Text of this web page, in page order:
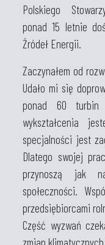
Polskiego
ponad 15 letnie
Źródeł Energii.
Zaczynałem od
Udało mi się
ponad 60
wykształcenia
specjalności jest
Dlatego swojej
przynoszą jak
społeczności.
przedsiębiorcami
Część wyzwań
zmian